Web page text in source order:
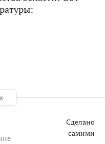
Сделано
самими